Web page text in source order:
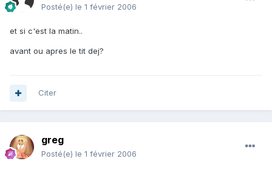
Posté(e) le 1 février 2006
et si c'est la matin..
avant ou apres le tit dej?
Citer
greg
Posté(e) le 1 février 2006